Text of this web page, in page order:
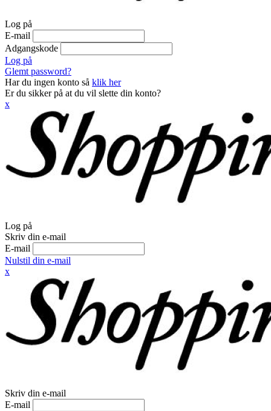
Log på
E-mail
Adgangskode
Log på
Glemt password?
Har du ingen konto så klik her
Er du sikker på at du vil slette din konto?
x
Log på
Skriv din e-mail
E-mail
Nulstil din e-mail
x
Skriv din e-mail
E-mail